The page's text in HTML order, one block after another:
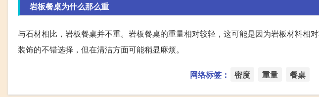
岩板餐桌为什么那么重
与石材相比，岩板餐桌并不重。岩板餐桌的重量相对较轻，这可能是因为岩板材料相
装饰的不错选择，但在清洁方面可能稍显麻烦。
网络标签： 密度 重量 餐桌